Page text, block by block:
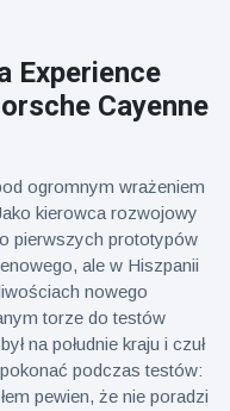
Experience
Cayenne
ogromnym wrażeniem
kierowca rozwojowy
pierwszych prototypów
ale w Hiszpanii
nowego
torze do testów
na południe kraju i czuł
podczas testów:
pewien, że nie poradzi